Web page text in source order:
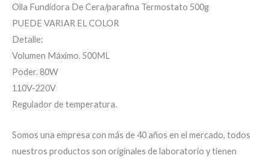
Olla Fundidora De Cera/parafina Termostato 500g
PUEDE VARIAR EL COLOR
Detalle:
Volumen Máximo. 500ML
Poder. 80W
110V-220V
Regulador de temperatura.
Somos una empresa con más de 40 años en el mercado, todos
nuestros productos son originales de laboratorio y tienen